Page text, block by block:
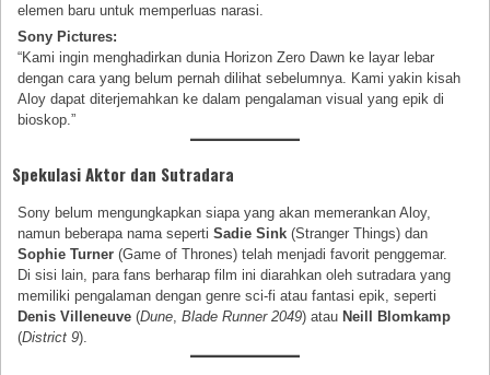
elemen baru untuk memperluas narasi.
Sony Pictures:
“Kami ingin menghadirkan dunia Horizon Zero Dawn ke layar lebar
dengan cara yang belum pernah dilihat sebelumnya. Kami yakin kisah
Aloy dapat diterjemahkan ke dalam pengalaman visual yang epik di
bioskop.”
Spekulasi Aktor dan Sutradara
Sony belum mengungkapkan siapa yang akan memerankan Aloy,
namun beberapa nama sepertiSadie Sink (Stranger Things) dan
Sophie Turner (Game of Thrones) telah menjadi favorit penggemar.
Di sisi lain, para fans berharap film ini diarahkan oleh sutradara yang
memiliki pengalaman dengan genre sci-fi atau fantasi epik, seperti
Denis Villeneuve (Dune ,Blade Runner 2049) atau Neill Blomkamp
(District 9).